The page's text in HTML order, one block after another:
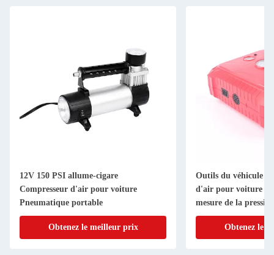
12V 150 PSI allume-cigare
Compresseur d'air pour voiture
Pneumatique portable
Obtenez le meilleur prix
Outils du véhicule
d'air pour voiture
mesure de la
Obtenez le